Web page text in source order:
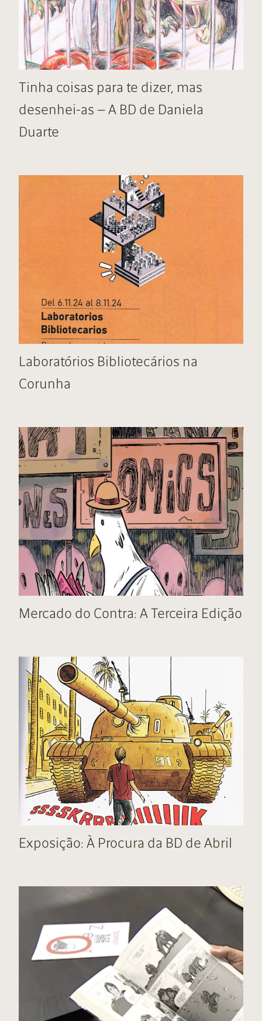
Tinha coisas para te dizer, mas
desenhei-as — A BD de Daniela
Duarte
Laboratórios Bibliotecários na
Corunha
Mercado do Contra: A Terceira Edição
Exposição: À Procura da BD de Abril